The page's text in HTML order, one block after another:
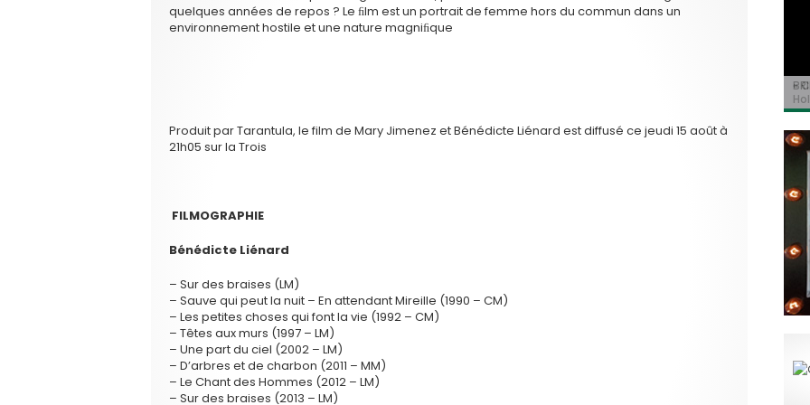
quelques années de repos ? Le ﬁlm est un portrait de femme hors du commun dans un
environnement hostile et une nature magniﬁque
Produit par Tarantula, le film de Mary Jimenez et Bénédicte Liénard est diffusé ce jeudi 15 août à
21h05 sur la Trois
FILMOGRAPHIE
Bénédicte Liénard
– Sur des braises (LM)
– Sauve qui peut la nuit – En attendant Mireille (1990 – CM)
– Les petites choses qui font la vie (1992 – CM)
– Têtes aux murs (1997 – LM)
– Une part du ciel (2002 – LM)
– D’arbres et de charbon (2011 – MM)
– Le Chant des Hommes (2012 – LM)
– Sur des braises (2013 – LM)
«
«
«
de